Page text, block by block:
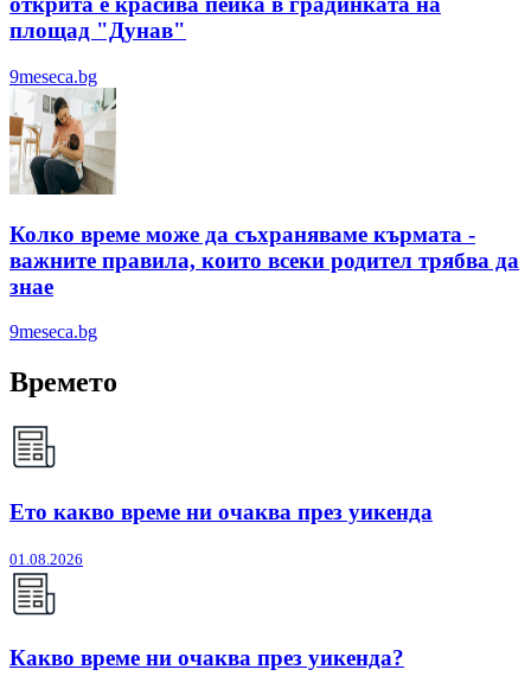
площад "Дунав"
9meseca.bg
Колко време може да съхраняваме кърмата -
важните правила, които всеки родител трябва да
знае
9meseca.bg
Времето
Ето какво време ни очаква през уикенда
01.08.2026
Какво време ни очаква през уикенда?